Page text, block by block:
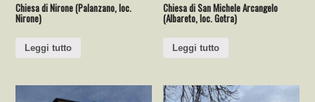
Chiesa di Nirone (Palanzano, loc.
Nirone)
Leggi tutto
Chiesa di San Michele Arcangelo
(Albareto, loc. Gotra)
Leggi tutto